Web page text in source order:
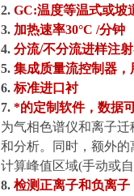
2. GC:温度等温式或坡
3. 加热速率30°C /分钟
4. 分流/不分流进样注
5. 集成质量流控制器
6. 标准进口衬
7. *的定制软件，数据
为气相色谱仪和离子
和分析。同时，额外的
计算峰值区域(手动或
8. 检测正离子和负离子